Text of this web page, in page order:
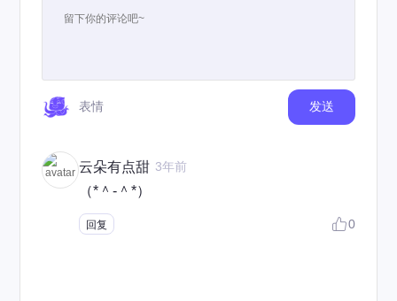
表情 发送
云朵有点甜 3年前
（*＾-＾*）
回复 0